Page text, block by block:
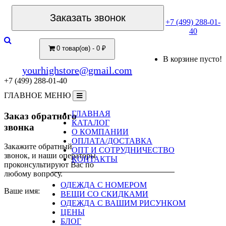
Заказать звонок
+7 (499) 288-01-
40
0 товар(ов) - 0 ₽
В корзине пусто!
yourhighstore@gmail.com
+7 (499) 288-01-40
ГЛАВНОЕ МЕНЮ
ГЛАВНАЯ
КАТАЛОГ
О КОМПАНИИ
ОПЛАТА/ДОСТАВКА
ОПТ И СОТРУДНИЧЕСТВО
КОНТАКТЫ
ОДЕЖДА С НОМЕРОМ
ВЕЩИ СО СКИДКАМИ
ОДЕЖДА С ВАШИМ РИСУНКОМ
ЦЕНЫ
БЛОГ
Заказ обратного
звонка
Закажите обратный
звонок, и наши операторы
проконсультируют Вас по
любому вопросу.
Ваше имя: